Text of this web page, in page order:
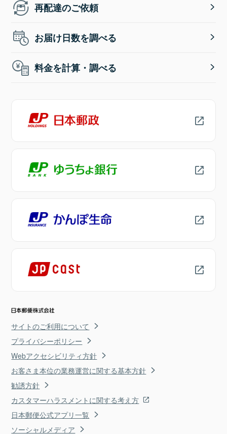
再配達のご依頼
お届け日数を調べる
料金を計算・調べる
サイトのご利用について
プライバシーポリシー
Webアクセシビリティ方針
お客さま本位の業務運営に関する基本方針
勧誘方針
カスタマーハラスメントに関する考え方
日本郵便公式アプリ一覧
ソーシャルメディア